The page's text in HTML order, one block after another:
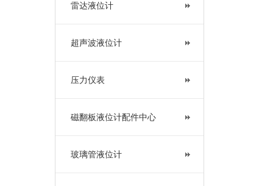
雷达液位计
超声波液位计
压力仪表
磁翻板液位计配件中心
玻璃管液位计